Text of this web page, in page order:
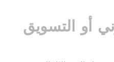
أو التسويق